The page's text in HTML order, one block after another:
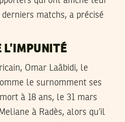
matchs, a précisé
L’IMPUNITÉ
Omar Laâbidi, le
le surnomment ses
à 18 ans, le 31 mars
à Radès, alors qu’il